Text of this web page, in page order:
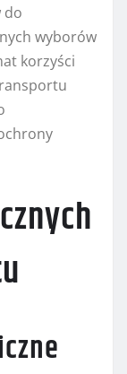
do
wyborów
korzyści